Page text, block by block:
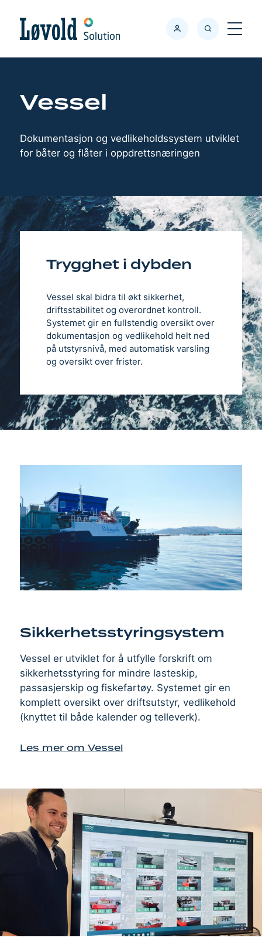
SøkMeny
Vessel
Dokumentasjon og vedlikeholdssystem utviklet
for båter og flåter i oppdrettsnæringen
Trygghet i dybden
Vessel skal bidra til økt sikkerhet,
driftsstabilitet og overordnet kontroll.
Systemet gir en fullstendig oversikt over
dokumentasjon og vedlikehold helt ned
på utstyrsnivå, med automatisk varsling
og oversikt over frister.
Sikkerhetsstyringsystem
Vessel er utviklet for å utfylle forskrift om
sikkerhetsstyring for mindre lasteskip,
passasjerskip og fiskefartøy. Systemet gir en
komplett oversikt over driftsutstyr, vedlikehold
(knyttet til både kalender og telleverk).
Les mer om Vessel